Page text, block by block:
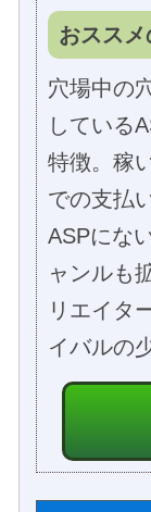
おススメ
穴場中の
している
特徴。稼
での支払
ASPにな
ャンルも
リエイタ
イバルの